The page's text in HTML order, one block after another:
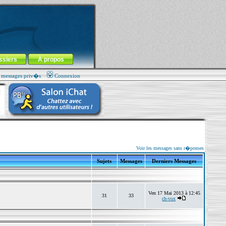
À propos
priv�s Connexion
Voir les messages sans r�ponses
Sujets Messages Derniers Messages
31 33
Ven 17 Mai 2013 à 12:45
ch-vox